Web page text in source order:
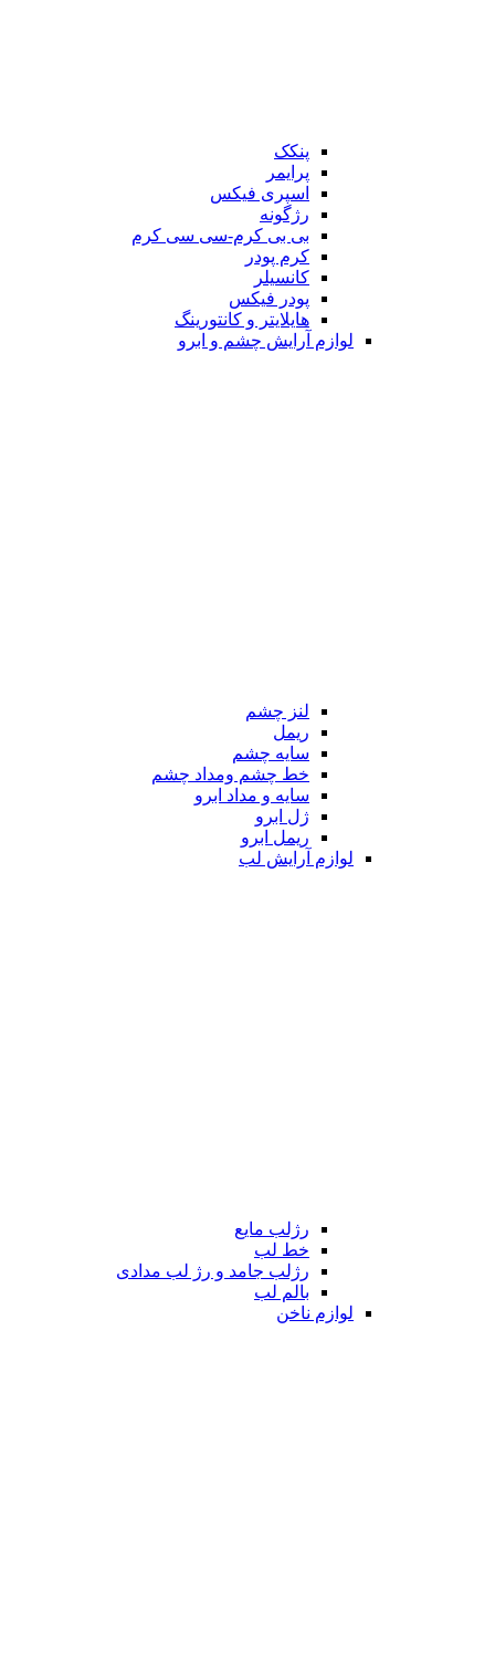
پنکک
پرایمر
اسپری فیکس
رژگونه
بی بی کرم-سی سی کرم
کرم پودر
کانسیلر
پودر فیکس
هایلایتر و کانتورینگ
لوازم آرایش چشم و ابرو
لنز چشم
ریمل
سایه چشم
خط چشم ومداد چشم
سایه و مداد ابرو
ژل ابرو
ریمل ابرو
لوازم آرایش لب
رژلب مایع
خط لب
رژلب جامد و رژ لب مدادی
بالم لب
لوازم ناخن